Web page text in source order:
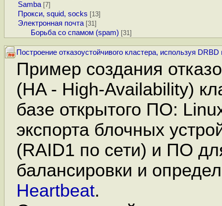
Samba [7]
Прокси, squid, socks [13]
Электронная почта [31]
Борьба со спамом (spam) [31]
Построение отказоустойчивого кластера, используя DRBD
Пример создания
(HA - High-Availability)
базе открытого ПО:
экспорта блочных
(RAID1 по сети) и ПО
балансировки и
Heartbeat.